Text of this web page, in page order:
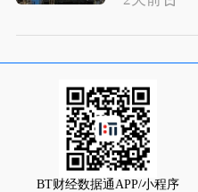
BT财经数据通APP/小程序